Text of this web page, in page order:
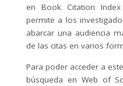
en Book Citation
permite a los
abarcar una audiencia
de las citas en varios
Para poder acceder a
búsqueda en Web of